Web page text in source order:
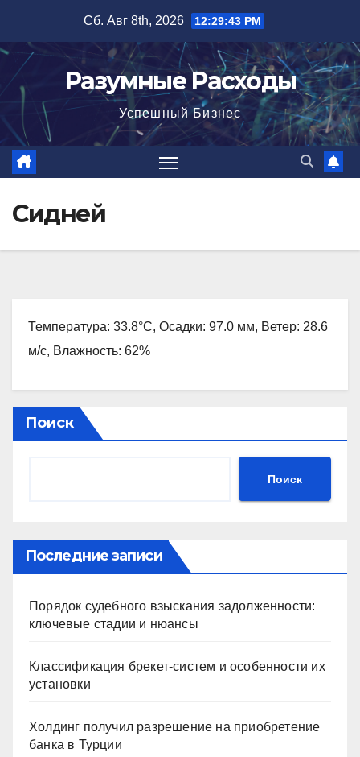
содержимому
Сб. Авг 8th, 2026 12:29:44 PM
Разумные Расходы
Успешный Бизнес
Сидней
Температура: 33.8°C, Осадки: 97.0 мм, Ветер: 28.6
м/с, Влажность: 62%
Поиск
Поиск
Последние записи
Порядок судебного взыскания задолженности:
ключевые стадии и нюансы
Классификация брекет-систем и особенности их
установки
Холдинг получил разрешение на приобретение
банка в Турции